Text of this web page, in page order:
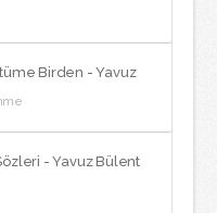
Birden - Yavuz
- Yavuz Bülent